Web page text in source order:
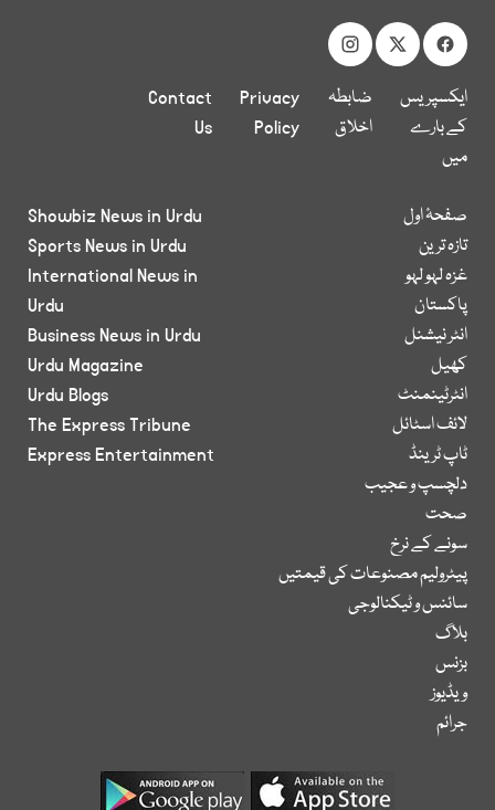
ایکسپریس
کے بارے
میں
ضابطہ
اخلاق
Privacy
Policy
Contact
Us
صفحۂ اول
تازہ ترین
غزہ لہو لہو
پاکستان
انٹر نیشنل
کھیل
انٹرٹینمنٹ
لائف اسٹائل
ٹاپ ٹرینڈ
دلچسپ و عجیب
صحت
سونے کے نرخ
پیٹرولیم مصنوعات کی قیمتیں
سائنس و ٹیکنالوجی
بلاگ
بزنس
ویڈیوز
جرائم
Showbiz News in Urdu
Sports News in Urdu
International News in
Urdu
Business News in Urdu
Urdu Magazine
Urdu Blogs
The Express Tribune
Express Entertainment